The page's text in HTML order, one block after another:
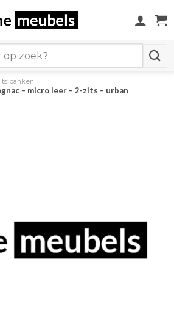
banken
– micro leer – 2-zits – urban